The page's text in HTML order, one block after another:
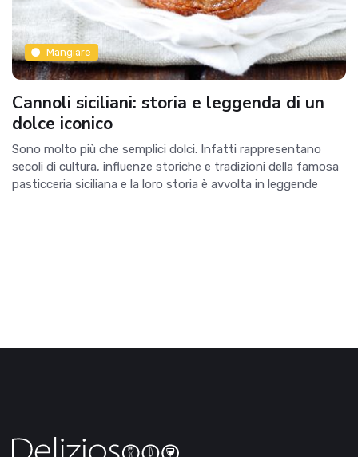
Mangiare
Cannoli siciliani: storia e leggenda di un
dolce iconico
Sono molto più che semplici dolci. Infatti rappresentano
secoli di cultura, influenze storiche e tradizioni della famosa
pasticceria siciliana e la loro storia è avvolta in leggende